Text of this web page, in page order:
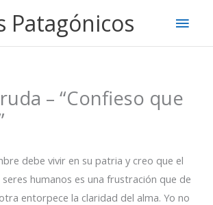
Patagónicos
– “Confieso que
debe vivir en su patria y creo que el
humanos es una frustración que de
entorpece la claridad del alma. Yo no